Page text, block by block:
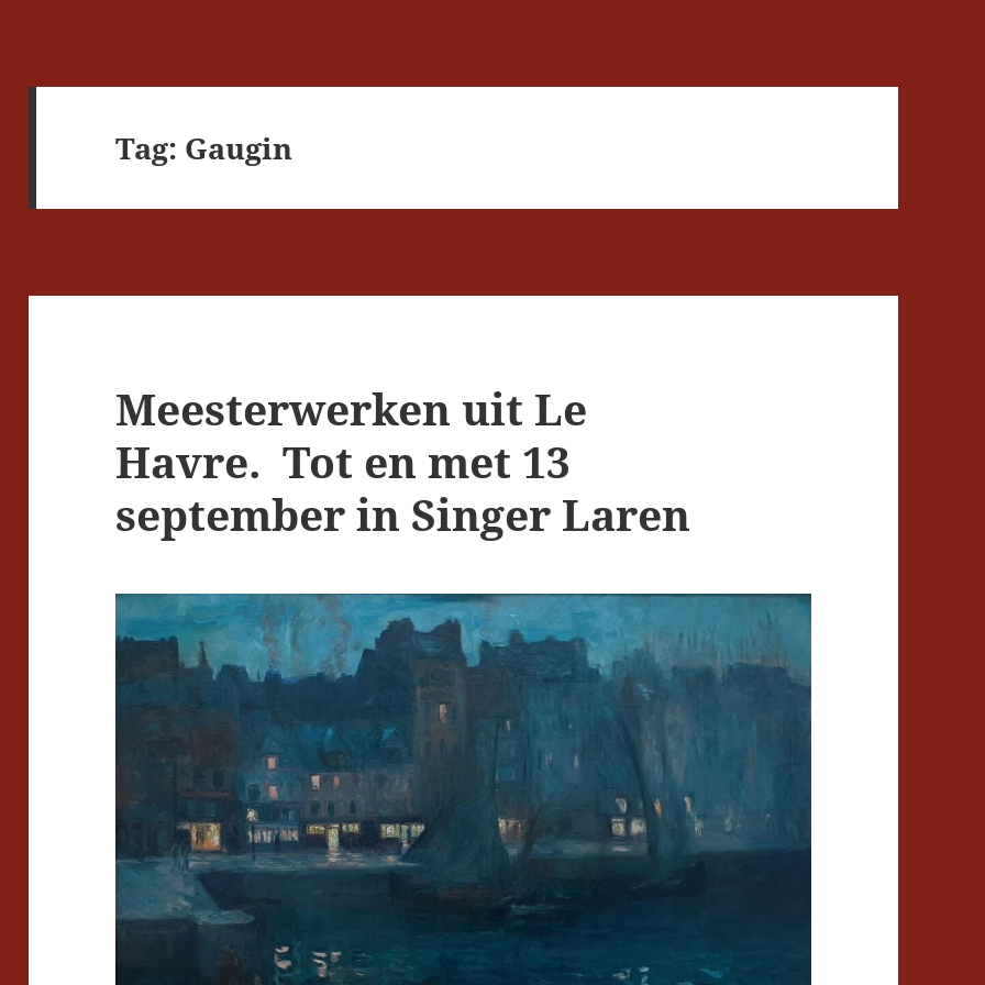
Tag: Gaugin
Meesterwerken uit Le
Havre. Tot en met 13
september in Singer Laren